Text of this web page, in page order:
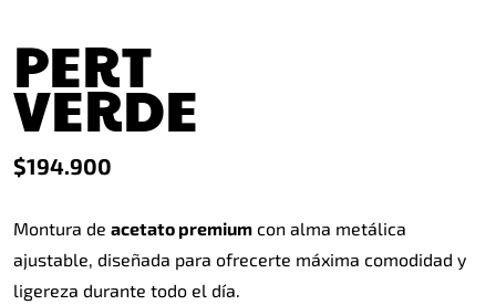
PERT
VERDE
$194.900
Montura de acetato premium con alma metálica
ajustable, diseñada para ofrecerte máxima comodidad y
ligereza durante todo el día.